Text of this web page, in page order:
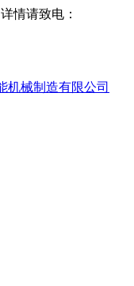
详情请致电：